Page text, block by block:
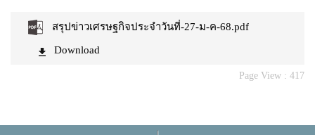
สรุปข่าวเศรษฐกิจประจำวันที่-27-ม-ค-68.pdf
Download
Page View : 417